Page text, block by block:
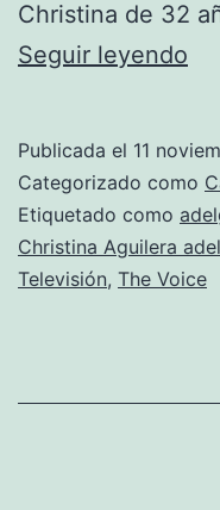
Christina de 32
Seguir leyendo
de
su
Publicada el 11
Categorizado como
Etiquetado como
Christina Aguilera
Televisión, The Voice